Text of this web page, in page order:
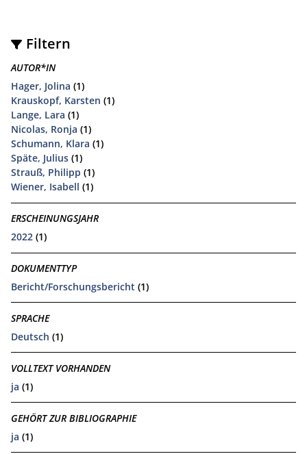
Filtern
AUTOR*IN
Hager, Jolina (1)
Krauskopf, Karsten (1)
Lange, Lara (1)
Nicolas, Ronja (1)
Schumann, Klara (1)
Späte, Julius (1)
Strauß, Philipp (1)
Wiener, Isabell (1)
ERSCHEINUNGSJAHR
2022 (1)
DOKUMENTTYP
Bericht/Forschungsbericht (1)
SPRACHE
Deutsch (1)
VOLLTEXT VORHANDEN
ja (1)
GEHÖRT ZUR BIBLIOGRAPHIE
ja (1)